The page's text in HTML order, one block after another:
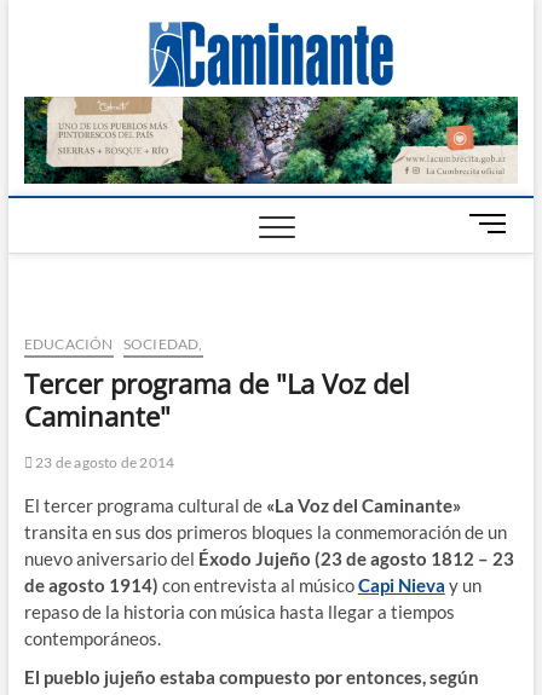
Digital
CALAMUCHITA
B
o
EDUCACIÓN SOCIEDAD,
Tercer programa de "La Voz del
Caminante"
23 de agosto de 2014
El tercer programa cultural de «La Voz del Caminante»
transita en sus dos primeros bloques la conmemoración de un
nuevo aniversario del Éxodo Jujeño (23 de agosto 1812 – 23
de agosto 1914) con entrevista al músicoCapi Nieva y un
repaso de la historia con música hasta llegar a tiempos
contemporáneos.
El pueblo jujeño estaba compuesto por entonces, según